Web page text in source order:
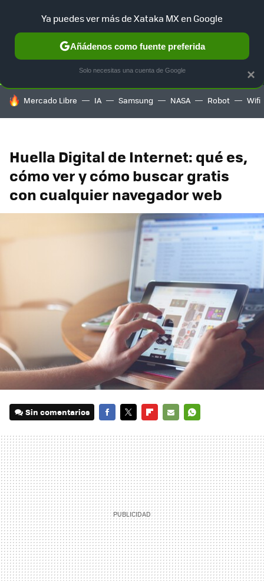
SELECCIÓN GAMING HOME AUTO TERRITORIO
HOY SE HABLA DE
Mercado Libre IA Samsung NASA Robot Wifi
Huella Digital de Internet: qué es,
cómo ver y cómo buscar gratis
con cualquier navegador web
Sin comentarios
MAIL
×
Ya puedes ver más de Xataka MX en Google
Añádenos como fuente preferida
Solo necesitas una cuenta de Google